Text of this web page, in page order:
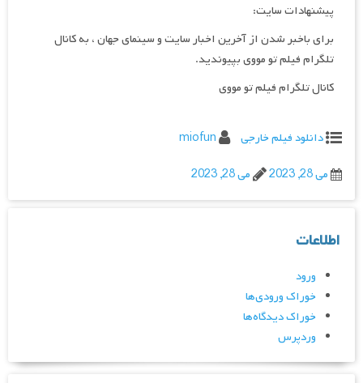
پیشنهادات سایت:
برای باخبر شدن از آخرین اخبار سایت و سینمای جهان ، به کانال
تلگرام فیلم تو مووی بپیوندید.
کانال تلگرام فیلم تو مووی
دانلود فیلم خارجی
miofun
می 28, 2023
می 28, 2023
اطلاعات
ورود
خوراک ورودی‌ها
خوراک دیدگاه‌ها
وردپرس